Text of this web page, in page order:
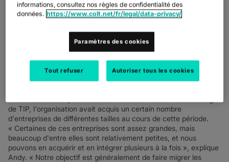
TÉLÉTRAVAILLEURS EN TOUTE SÉCURITÉ
dû faire face à un environnement en mutation qui a nécessité
une refonte. « Le TIP a considérablement évolué depuis que
Colt a mis en œuvre nos services MPLS », explique Andy
Wyatt, directeur des systèmes d'information chez TIP. « Au
cours des quatre dernières années, le chiffre d'affaires de
l'entreprise a pratiquement doublé, nous avons acquis de
de TIP, l'organisation avait acquis un certain nombre
d'entreprises de différentes tailles au cours de cette période.
« Certaines de ces entreprises sont assez grandes, mais
beaucoup d'entre elles sont relativement petites, et nous
pouvons en acquérir et en intégrer plusieurs à la fois », explique
Andy. « Notre objectif est généralement de faire migrer les
informations, consultez nos règles de confidentialité des
données. https://www.colt.net/fr/legal/data-privacy/
Paramètres des cookies
Tout refuser Autoriser tous les cookies